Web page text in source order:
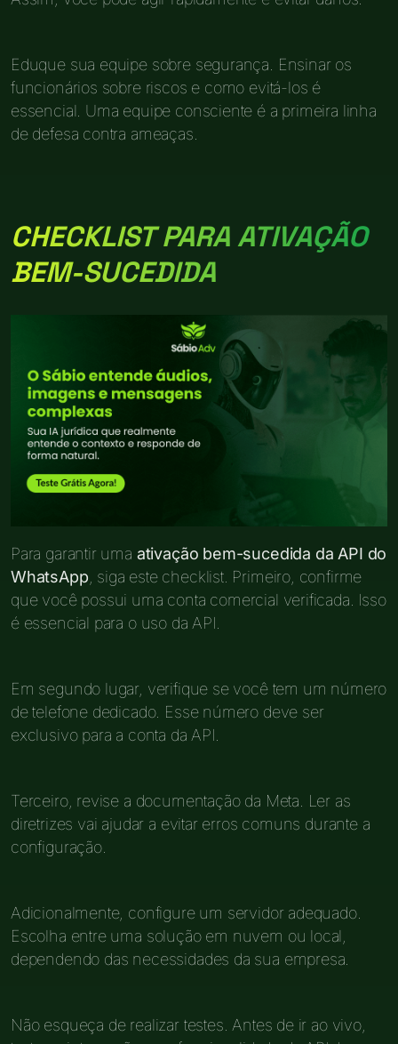
Eduque sua equipe sobre segurança. Ensinar os
funcionários sobre riscos e como evitá-los é
essencial. Uma equipe consciente é a primeira linha
de defesa contra ameaças.
CHECKLIST PARA ATIVAÇÃO
BEM-SUCEDIDA
Para garantir uma ativação bem-sucedida da API do
WhatsApp , siga este checklist. Primeiro, confirme
que você possui uma conta comercial verificada. Isso
é essencial para o uso da API.
Em segundo lugar, verifique se você tem um número
de telefone dedicado. Esse número deve ser
exclusivo para a conta da API.
Terceiro, revise a documentação da Meta. Ler as
diretrizes vai ajudar a evitar erros comuns durante a
configuração.
Adicionalmente, configure um servidor adequado.
Escolha entre uma solução em nuvem ou local,
dependendo das necessidades da sua empresa.
Não esqueça de realizar testes. Antes de ir ao vivo,